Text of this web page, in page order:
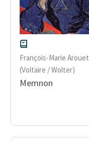
O nas
Kontakt
O projekcie
Zespół
Wolnych Lektur
François-Marie Arouet
(Voltaire / Wolter)
Memnon